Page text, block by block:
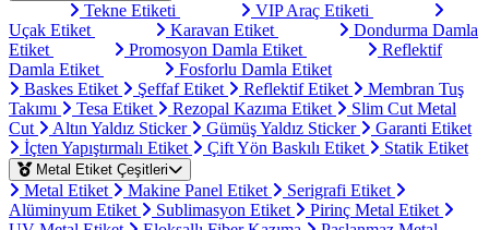
Tekne Etiketi
VIP Araç Etiketi
Uçak Etiket
Karavan Etiket
Dondurma Damla
Etiket
Promosyon Damla Etiket
Reflektif
Damla Etiket
Fosforlu Damla Etiket
Baskes Etiket
Şeffaf Etiket Reflektif Etiket
Membran Tuş
Takımı
Tesa Etiket Rezopal Kazıma Etiket
Slim Cut Metal
Cut
Altın Yaldız Sticker Gümüş Yaldız Sticker
Garanti Etiket
İçten Yapıştırmalı Etiket
Çift Yön Baskılı Etiket Statik Etiket
Metal Etiket Çeşitleri
Metal Etiket Makine Panel Etiket
Serigrafi Etiket
Alüminyum Etiket
Sublimasyon Etiket
Pirinç Metal Etiket